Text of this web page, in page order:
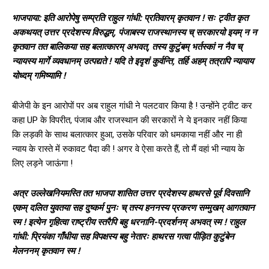
भाजपाया: इति आरोपेषु सम्प्रति राहुल गांधी: प्रतिवारम् कृतवान ! सः ट्वीत कृत
अकथयत् उत्तर प्रदेशस्य विरुद्धम्, पंजाबस्य राजस्थानस्य च् सरकारयो इयम् न न
कृतवान तत बालिकया सह बलात्कारम् अभवत्, तस्य कुटुंबम् भर्तस्कां न नैव च्
न्यायस्य मार्गे व्यवधानम् उत्पद्यते ! यदि ते इदृशं कुर्वन्ति, तर्हि अहम् तत्रापि न्यायाय
योध्दम् गमिष्यामि !
बीजेपी के इन आरोपों पर अब राहुल गांधी ने पलटवार किया है ! उन्‍होंने ट्वीट कर
कहा UP के विपरीत, पंजाब और राजस्थान की सरकारों ने ये इनकार नहीं किया
कि लड़की के साथ बलात्कार हुआ, उसके परिवार को धमकाया नहीं और ना ही
न्याय के रास्ते में रुकावट पैदा की ! अगर वे ऐसा करते हैं, तो मैं वहां भी न्याय के
लिए लड़ने जाऊंगा !
अत्र उल्लेखनियमस्ति तत भाजपा शासित उत्तर प्रदेशस्य हाथरसे पूर्व दिवसानि
एकम् दलित युवतया सह दुष्कर्म पुनः च् तस्य हननस्य प्रकरण सम्मुखम् आगतवान
स्म ! इत्येन गृहित्वा राष्ट्रीय स्तरैपि बहु धरनानि-प्रदर्शनम् अभवत् स्म ! राहुल
गांधी: प्रियंका गाँधीया सह विपक्षस्य बहु नेतारः हाथरस गत्वा पीड़ित कुटुंबेन
मेलननम् कृतवान स्म !